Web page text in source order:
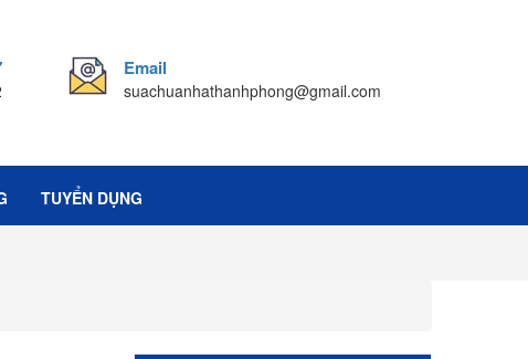
Email
suachuanhathanhphong@gmail.com
TUYỂN DỤNG